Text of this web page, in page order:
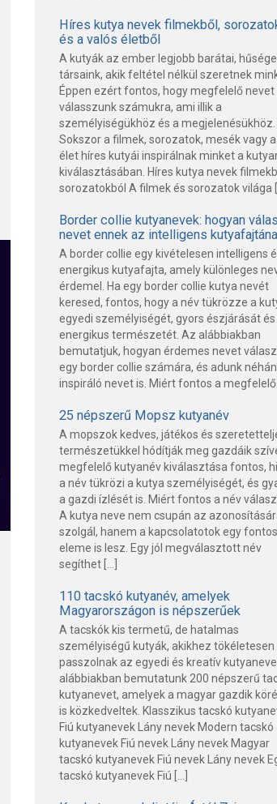
Híres kutya nevek filmekből,
és a valós életből
A kutyák az ember legjobb barátai,
társaink, akik feltétel nélkül szeretnek
Éppen ezért fontos, hogy megfelelő nevet
válasszunk számukra, ami illik a
személyiségükhöz és a megjelenésükhöz.
Sokszor a filmek, sorozatok, mesék vagy
élet híres kutyái inspirálnak minket a
kiválasztásában. Híres kutya nevek
sorozatokból A filmek és sorozatok világa
Border collie kutyanevek: hogyan
nevet ennek az intelligens
A border collie egy kivételesen intelligens
energikus kutyafajta, amely különleges
érdemel. Ha egy border collie kutya nevét
keresed, fontos, hogy a név tükrözze a
egyedi személyiségét, gyors észjárását és
energikus természetét. Az alábbiakban
bemutatjuk, hogyan érdemes nevet
egy border collie számára, és adunk
inspiráló nevet is. Miért fontos a megfelelő
25 népszerű Mopsz kutyanév
A mopszok kedves, játékos és
természetükkel hódítják meg gazdáik
megfelelő kutyanév kiválasztása fontos,
a név tükrözi a kutya személyiségét, és
a gazdi ízlését is. Miért fontos a név
A kutya neve nem csupán az
szolgál, hanem a kapcsolatotok egy fontos
eleme is lesz. Egy jól megválasztott név
segíthet […]
110 tacskó kutyanév, amelyek
Magyarországon is népszerűek
A tacskók kis termetű, de hatalmas
személyiségű kutyák, akikhez tökéletesen
passzolnak az egyedi és kreatív
alábbiakban bemutatunk 200 népszerű
kutyanevet, amelyek a magyar gazdik
is közkedveltek. Klasszikus tacskó
Fiú kutyanevek Lány nevek Modern tacskó
kutyanevek Fiú nevek Lány nevek Magyar
tacskó kutyanevek Fiú nevek Lány nevek
tacskó kutyanevek Fiú […]